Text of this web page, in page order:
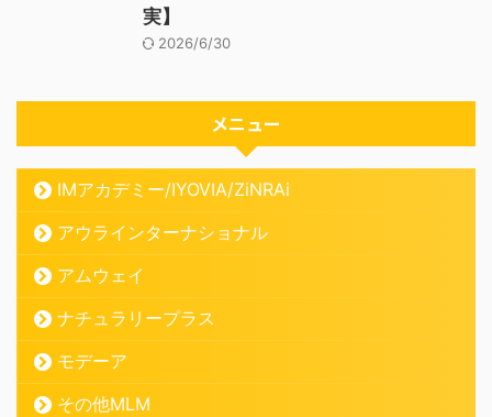
実】
2026/6/30
メニュー
IMアカデミー/IYOVIA/ZiNRAi
アウラインターナショナル
アムウェイ
ナチュラリープラス
モデーア
その他MLM